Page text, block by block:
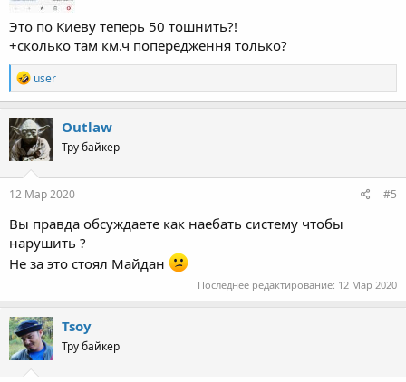
Это по Киеву теперь 50 тошнить?!
+сколько там км.ч попередження только?
R
e
a
c
t
i
o
n
s
user
Outlaw
Тру байкер
12 Мар 2020 #5
Вы правда обсуждаете как наебать систему чтобы
нарушить ?
Не за это стоял Майдан
Последнее редактирование: 12 Мар 2020
Tsoy
Тру байкер